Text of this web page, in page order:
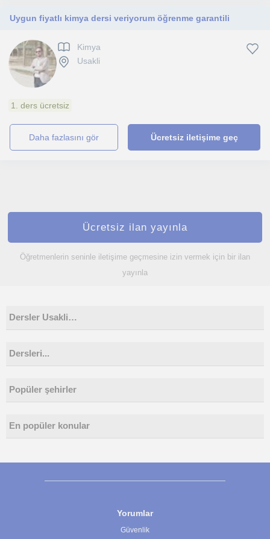
Uygun fiyatlı kimya dersi veriyorum öğrenme garantili
Kimya
Usakli
1. ders ücretsiz
daha fazlasını gör Ücretsiz iletişime geç
Ücretsiz ilan yayınla
Öğretmenlerin seninle iletişime geçmesine izin vermek için bir ilan
yayınla
Dersler Usakli…
Dersleri...
Popüler şehirler
En popüler konular
Yorumlar
Güvenlik